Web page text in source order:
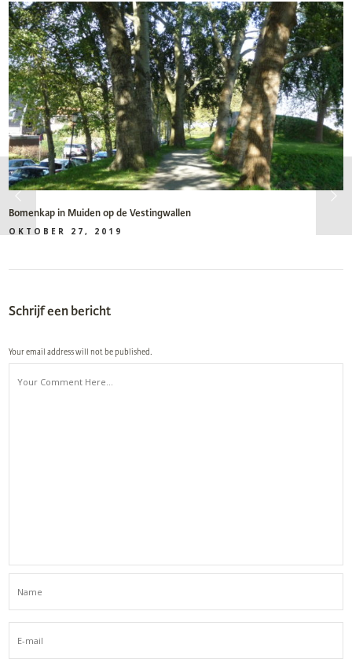
Bomenkap in Muiden op de Vestingwallen
OKTOBER 27, 2019
Schrijf een bericht
Your email address will not be published.